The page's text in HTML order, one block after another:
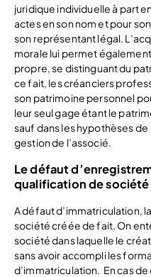
juridique individuelle à part
actes en son nom et pour
son représentant légal.
morale lui permet
propre, se distinguant du
ce fait, les créanciers
son patrimoine personnel
leur seul gage étant le
sauf dans les hypothèses
gestion de l’associé.
Le défaut
qualification de
A défaut d’immatriculation,
société créée de fait. On
société dans laquelle le
sans avoir accompli les
d’immatriculation. En cas